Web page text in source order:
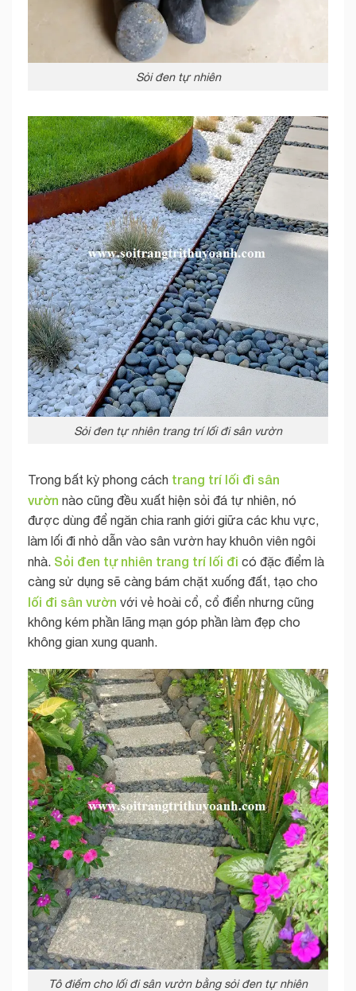
Sỏi đen tự nhiên
Sỏi đen tự nhiên trang trí lối đi sân vườn
Trong bất kỳ phong cách trang trí lối đi sân
vườn nào cũng đều xuất hiện sỏi đá tự nhiên, nó
được dùng để ngăn chia ranh giới giữa các khu vực,
làm lối đi nhỏ dẫn vào sân vườn hay khuôn viên ngôi
nhà. Sỏi đen tự nhiên trang trí lối đi có đặc điểm là
càng sử dụng sẽ càng bám chặt xuống đất, tạo cho
lối đi sân vườn với vẻ hoài cổ, cổ điển nhưng cũng
không kém phần lãng mạn góp phần làm đẹp cho
không gian xung quanh.
Tô điểm cho lối đi sân vườn bằng sỏi đen tự nhiên